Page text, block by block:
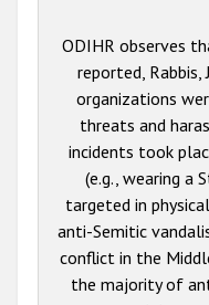
ODIHR observes
reported, Rabbis,
organizations
threats and
incidents took
(e.g., wearing a
targeted in
anti-Semitic
conflict in the
the majority of